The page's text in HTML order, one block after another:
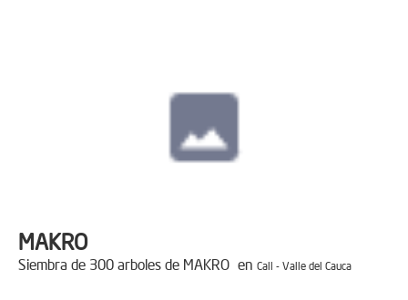
MAKRO
Siembra de 300 arboles de MAKRO en Cali - Valle del Cauca